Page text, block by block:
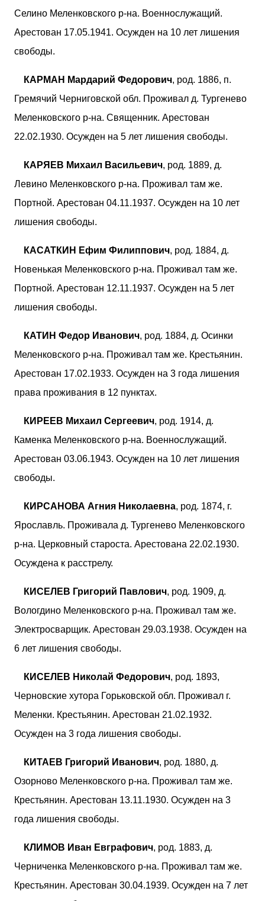
Селино Меленковского р-на. Военнослужащий.
Арестован 17.05.1941. Осужден на 10 лет лишения
свободы.
КАРМАН Мардарий Федорович, род. 1886, п.
Гремячий Черниговской обл. Проживал д. Тургенево
Меленковского р-на. Священник. Арестован
22.02.1930. Осужден на 5 лет лишения свободы.
КАРЯЕВ Михаил Васильевич, род. 1889, д.
Левино Меленковского р-на. Проживал там же.
Портной. Арестован 04.11.1937. Осужден на 10 лет
лишения свободы.
КАСАТКИН Ефим Филиппович, род. 1884, д.
Новенькая Меленковского р-на. Проживал там же.
Портной. Арестован 12.11.1937. Осужден на 5 лет
лишения свободы.
КАТИН Федор Иванович, род. 1884, д. Осинки
Меленковского р-на. Проживал там же. Крестьянин.
Арестован 17.02.1933. Осужден на 3 года лишения
права проживания в 12 пунктах.
КИРЕЕВ Михаил Сергеевич, род. 1914, д.
Каменка Меленковского р-на. Военнослужащий.
Арестован 03.06.1943. Осужден на 10 лет лишения
свободы.
КИРСАНОВА Агния Николаевна, род. 1874, г.
Ярославль. Проживала д. Тургенево Меленковского
р-на. Церковный староста. Арестована 22.02.1930.
Осуждена к расстрелу.
КИСЕЛЕВ Григорий Павлович, род. 1909, д.
Вологдино Меленковского р-на. Проживал там же.
Электросварщик. Арестован 29.03.1938. Осужден на
6 лет лишения свободы.
КИСЕЛЕВ Николай Федорович, род. 1893,
Черновские хутора Горьковской обл. Проживал г.
Меленки. Крестьянин. Арестован 21.02.1932.
Осужден на 3 года лишения свободы.
КИТАЕВ Григорий Иванович, род. 1880, д.
Озорново Меленковского р-на. Проживал там же.
Крестьянин. Арестован 13.11.1930. Осужден на 3
года лишения свободы.
КЛИМОВ Иван Евграфович, род. 1883, д.
Черниченка Меленковского р-на. Проживал там же.
Крестьянин. Арестован 30.04.1939. Осужден на 7 лет